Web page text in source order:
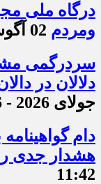
درگاه ملی
ومردم 02 آگوست 2026 - 8:16
سردرگمی
دلالان در
جولای 2026 - 8:36
دام
هشدار جدی
11:42